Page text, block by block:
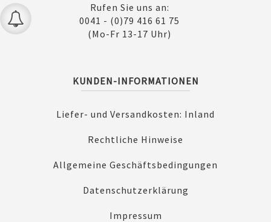
Rufen Sie uns an:
0041 - (0)79 416 61 75
(Mo-Fr 13-17 Uhr)
KUNDEN-INFORMATIONEN
Liefer- und Versandkosten: Inland
Rechtliche Hinweise
Allgemeine Geschäftsbedingungen
Datenschutzerklärung
Impressum